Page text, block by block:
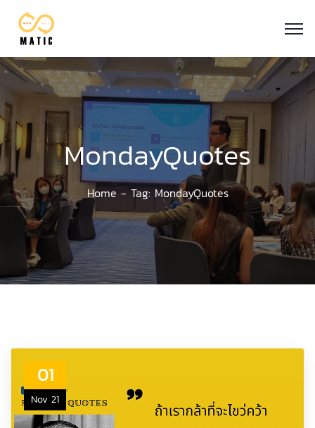
MondayQuotes
Home Tag: MondayQuotes
01
Nov 21